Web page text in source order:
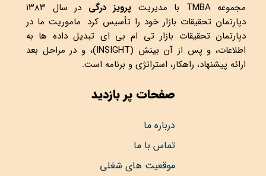
مجموعهTMBA با مدیریت پرویز درگی
در سال ۱۳۸۳
دپارتمان تحقیقات بازار خود را تأسیس کرد. ماموریت ما در
دپارتمان تحقیقات بازار تی ام بی ای تبدیل داده ها به
اطلاعات، و پس از آن بینش (INSIGHT)، و در مراحل بعد
ارائه پیشنهاد، راهکار، استراتژی و برنامه است.
صفحات پر بازدید
درباره ما
تماس با ما
موقعیت های شغلی